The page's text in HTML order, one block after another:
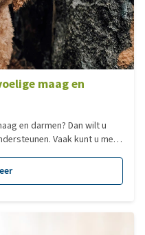
maag en
en darmen? Dan wilt u
Vaak kunt u met